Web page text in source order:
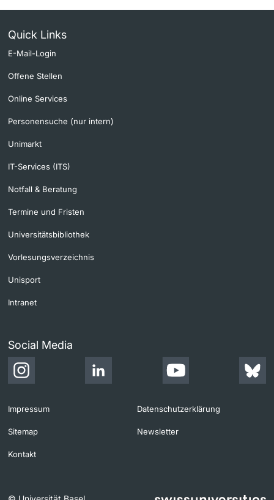
Quick Links
E-Mail-Login
Offene Stellen
Online Services
Personensuche (nur intern)
Unimarkt
IT-Services (ITS)
Notfall & Beratung
Termine und Fristen
Universitätsbibliothek
Vorlesungsverzeichnis
Unisport
Intranet
Social Media
Impressum Datenschutzerklärung
Sitemap Newsletter
Kontakt